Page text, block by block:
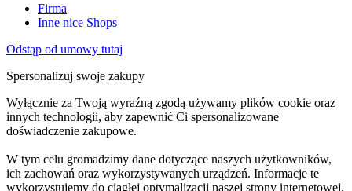
Firma
Inne nice Shops
Odstąp od umowy tutaj
Spersonalizuj swoje zakupy
Wyłącznie za Twoją wyraźną zgodą używamy plików cookie oraz
innych technologii, aby zapewnić Ci spersonalizowane
doświadczenie zakupowe.
W tym celu gromadzimy dane dotyczące naszych użytkowników,
ich zachowań oraz wykorzystywanych urządzeń. Informacje te
wykorzystujemy do ciągłej optymalizacji naszej strony internetowej,